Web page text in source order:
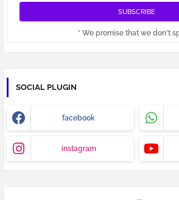
* We promise that we don't
SOCIAL PLUGIN
facebook
instagram